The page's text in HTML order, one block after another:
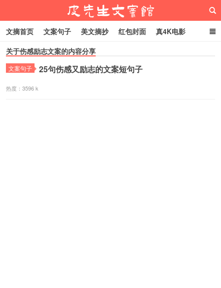
文摘首页 文案句子 美文摘抄 红包封面 真4K电影
网络热梗 恋爱家庭 微信头像
关于伤感励志文案的内容分享
文案句子 25句伤感又励志的文案短句子
热度：3596 k